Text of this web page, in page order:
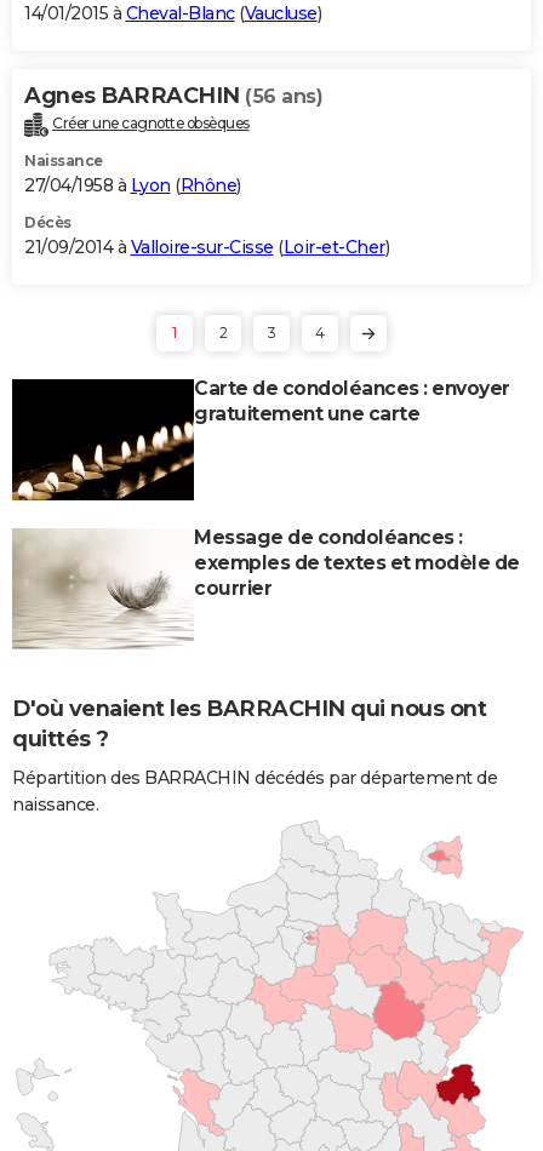
14/01/2015 à Cheval-Blanc(Vaucluse)
Agnes BARRACHIN (56 ans)
Créer une cagnotte obsèques
Naissance
27/04/1958 à Lyon (Rhône)
Décès
21/09/2014 à Valloire-sur-Cisse (Loir-et-Cher)
1 2 3 4
Carte de condoléances : envoyer
gratuitement une carte
Message de condoléances :
exemples de textes et modèle de
courrier
D'où venaient les BARRACHIN qui nous ont
quittés ?
Répartition des BARRACHIN décédés par département de
naissance.